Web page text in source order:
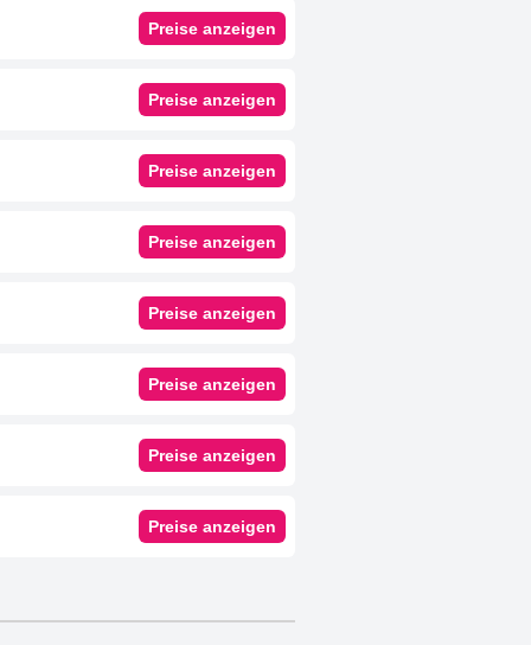
Preise anzeigen
Preise anzeigen
Preise anzeigen
Preise anzeigen
Preise anzeigen
Preise anzeigen
Preise anzeigen
Preise anzeigen